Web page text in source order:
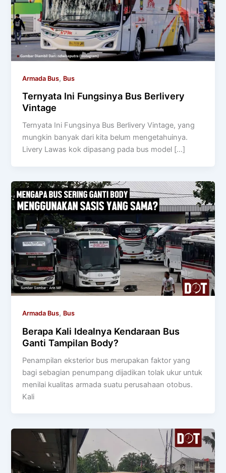
Armada Bus, Bus
Ternyata Ini Fungsinya Bus Berlivery
Vintage
Ternyata Ini Fungsinya Bus Berlivery Vintage, yang
mungkin banyak dari kita belum mengetahuinya.
Livery Lawas kok dipasang pada bus model […]
Armada Bus, Bus
Berapa Kali Idealnya Kendaraan Bus
Ganti Tampilan Body?
Penampilan eksterior bus merupakan faktor yang
bagi sebagian penumpang dijadikan tolak ukur untuk
menilai kualitas armada suatu perusahaan otobus.
Kali